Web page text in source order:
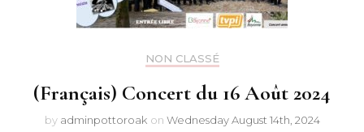
NON CLASSÉ
(Français) Concert du 16 Août 2024
by adminpottoroak on Wednesday August 14th, 2024